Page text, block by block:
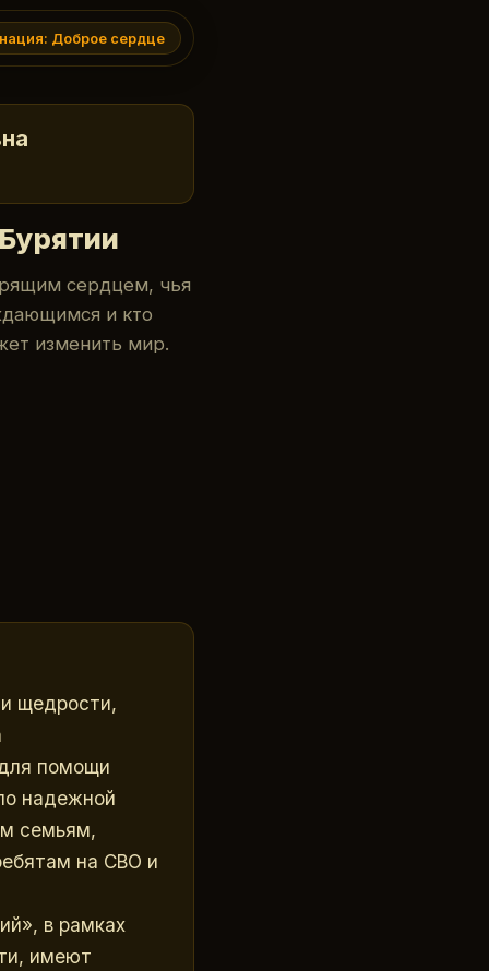
Доброе сердце
сердцем, чья
и кто
изменить мир.
щедрости,
помощи
надежной
семьям,
на СВО и
в рамках
имеют